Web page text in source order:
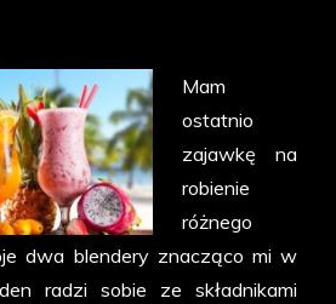
Mam
ostatnio
zajawkę na
robienie
różnego
dwa blendery znacząco mi w
radzi sobie ze składnikami